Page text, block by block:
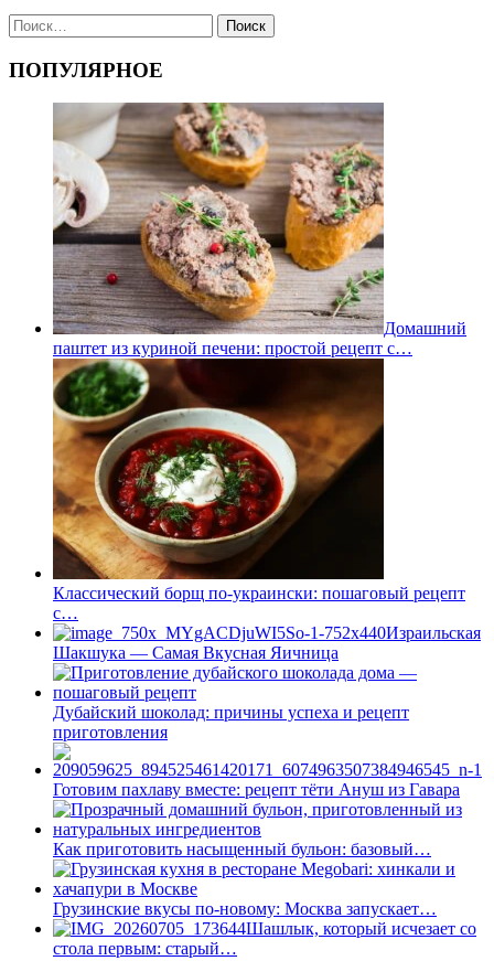
Найти:
ПОПУЛЯРНОЕ
Домашний
паштет из куриной печени: простой рецепт с…
Классический борщ по-украински: пошаговый рецепт
с…
Израильская
Шакшука — Самая Вкусная Яичница
Дубайский шоколад: причины успеха и рецепт
приготовления
Готовим пахлаву вместе: рецепт тёти Ануш из Гавара
Как приготовить насыщенный бульон: базовый…
Грузинские вкусы по-новому: Москва запускает…
Шашлык, который исчезает со
стола первым: старый…